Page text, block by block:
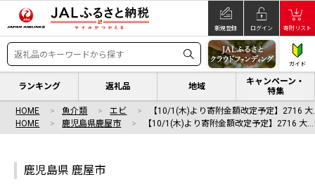
新規登録 ログイン 寄附リスト
ガイド
ランキング 返礼品 地域
キャンペーン・
特集
HOME 魚介類 エビ
【10/1(木)より寄附金額改定予定】2716
HOME
鹿児島県鹿屋市 【10/1(木)より寄附金額改定予定】2716 大…
鹿児島県 鹿屋市